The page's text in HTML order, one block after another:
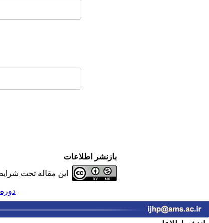
بازنشر اطلاعات
این مقاله تحت
دوره 6، شماره 1 - ( بهار 1401 )